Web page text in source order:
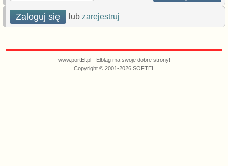
Zaloguj się lub zarejestruj
www.portEl.pl - Elbląg ma swoje dobre strony!
Copyright © 2001-2026 SOFTEL